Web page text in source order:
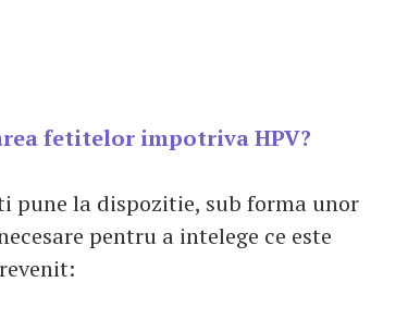
fetitelor impotriva HPV?
pune la dispozitie, sub forma unor
pentru a intelege ce este